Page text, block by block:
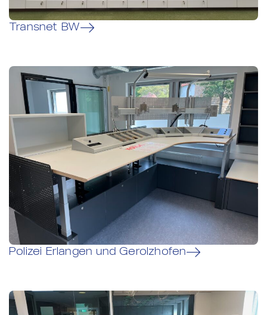
Transnet BW
Polizei Erlangen und Gerolzhofen